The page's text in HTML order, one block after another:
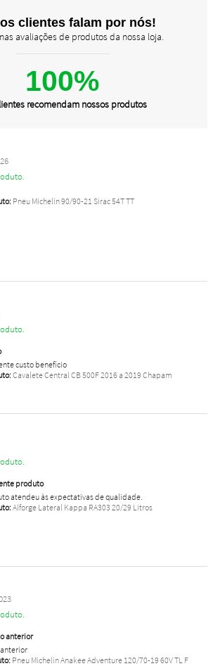
clientes falam por nós!
avaliações de produtos da nossa loja.
100%
recomendam nossos produtos
Pneu Michelin 90/90-21 Sirac 54T TT
custo benefício
Cavalete Central CB 500F 2016 a 2019 Chapam
produto
atendeu às expectativas de qualidade.
Alforge Lateral Kappa RA303 20/29 Litros
anterior
Pneu Michelin Anakee Adventure 120/70-19 60V TL F